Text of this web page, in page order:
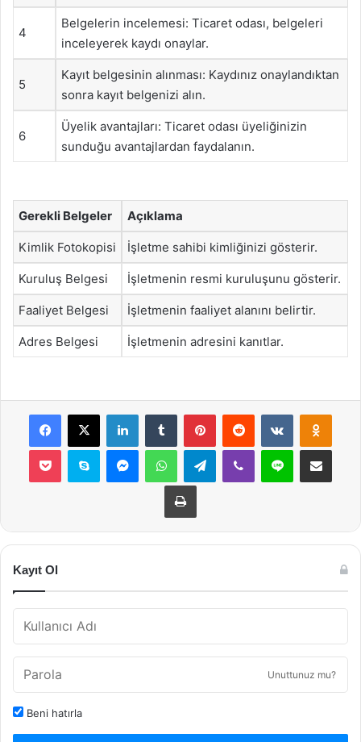
4
Belgelerin incelemesi: Ticaret odası, belgeleri
inceleyerek kaydı onaylar.
5
Kayıt belgesinin alınması: Kaydınız onaylandıktan
sonra kayıt belgenizi alın.
6
Üyelik avantajları: Ticaret odası üyeliğinizin
sunduğu avantajlardan faydalanın.
Gerekli Belgeler Açıklama
Kimlik Fotokopisi İşletme sahibi kimliğinizi gösterir.
Kuruluş Belgesi İşletmenin resmi kuruluşunu gösterir.
Faaliyet Belgesi İşletmenin faaliyet alanını belirtir.
Adres Belgesi İşletmenin adresini kanıtlar.
Facebook
X LinkedInTumblr PinterestReddit VKontakte
Pocket Skype MessengerWhatsAppTelegramViber Line E-Posta ile
Yazdır
Kayıt Ol
Unuttunuz mu?
Beni hatırla